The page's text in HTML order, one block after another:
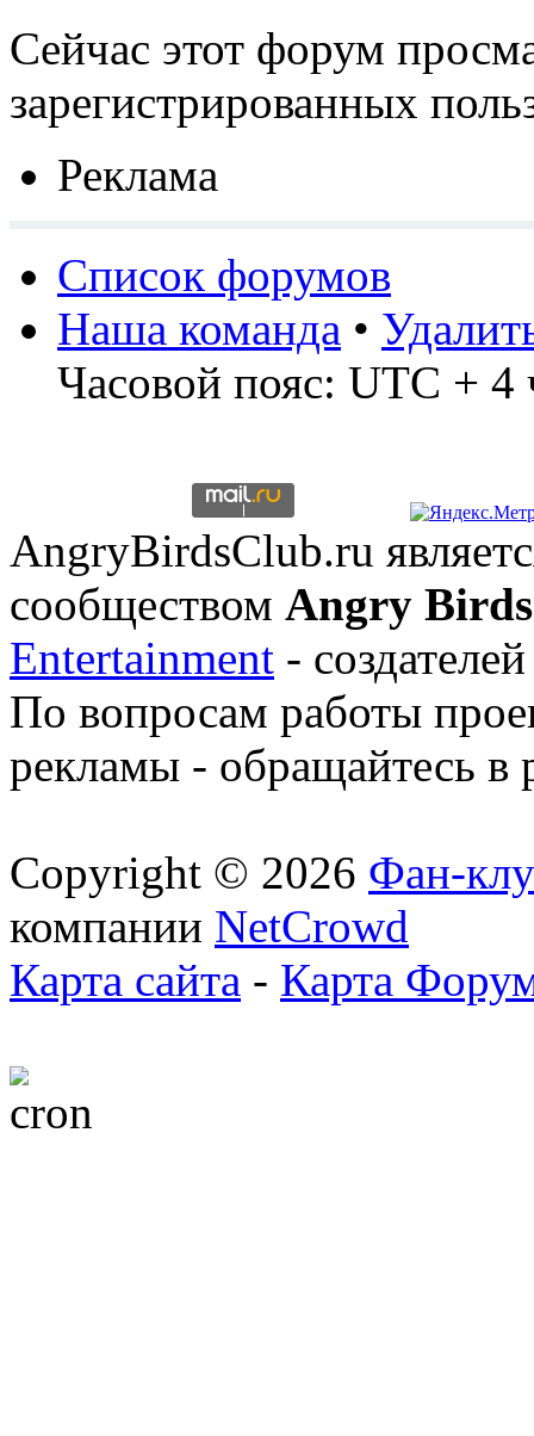
Сейчас этот форум
зарегистрированных
Реклама
Список форумов
Наша команда •
Часовой пояс: UTC + 4
AngryBirdsClub.ru
сообществом Angry Birds
Entertainment -
По вопросам работы
рекламы - обращайтесь в
Copyright © 2026 Фан-
компании NetCrowd
Карта сайта - Карта